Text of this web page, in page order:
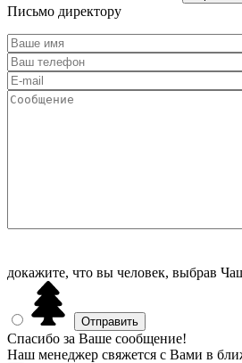
Письмо директору
докажите, что вы человек, выбрав
Спасибо за Ваше сообщение!
Наш менеджер свяжется с Вами в